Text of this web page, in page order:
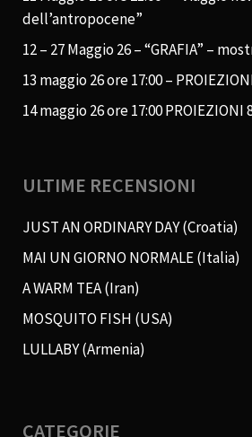
dell’antropocene”
12 – 27 Maggio 26 – “GRAFIA” –
13 maggio 26 ore 17:00 –
14 maggio 26 ore 17:00 PROIEZIONI
ULTIME RECENSIONI
JUST AN ORDINARY DAY (Croatia)
MAI UN GIORNO NORMALE (Italia)
A WARM TEA (Iran)
MOSQUITO FISH (USA)
LULLABY (Armenia)
CATEGORIE